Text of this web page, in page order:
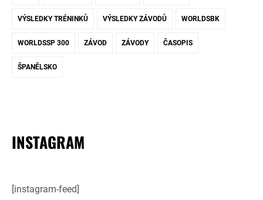
VÝSLEDKY TRÉNINKŮ VÝSLEDKY ZÁVODŮ WORLDSBK
WORLDSSP 300 ZÁVOD ZÁVODY ČASOPIS
ŠPANĚLSKO
INSTAGRAM
[instagram-feed]